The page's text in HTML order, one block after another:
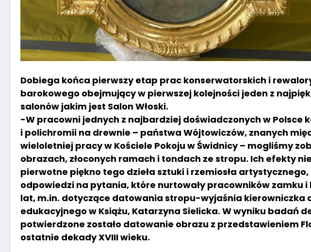
Dobiega końca pierwszy etap prac konserwatorskich i
barokowego obejmujący w pierwszej kolejności jeden z
salonów jakim jest Salon Włoski.
-W pracowni jednych z najbardziej doświadczonych w Polsce
i polichromii na drewnie – państwa Wójtowiczów, znanych
wieloletniej pracy w Kościele Pokoju w Świdnicy – mogliśmy
obrazach, złoconych ramach i tondach ze stropu. Ich efekty
pierwotne piękno tego dzieła sztuki i rzemiosła
odpowiedzi na pytania, które nurtowały pracowników zamku
lat, m.in. dotyczące datowania stropu-wyjaśnia kierowniczka
edukacyjnego w Książu, Katarzyna Sielicka. W wyniku badań
potwierdzone zostało datowanie obrazu z przedstawieniem
ostatnie dekady XVIII wieku.